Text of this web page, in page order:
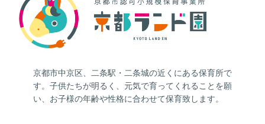
京都市中京区、二条駅・二条城の近くにある保育所で
す。子供たちが明るく、元気で育ってくれることを願
い、お子様の年齢や性格に合わせて保育致します。